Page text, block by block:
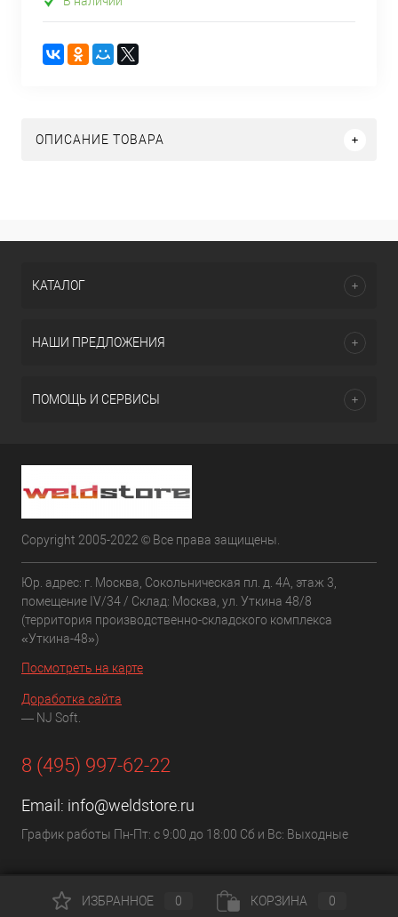
ОПИСАНИЕ ТОВАРА
КАТАЛОГ
НАШИ ПРЕДЛОЖЕНИЯ
ПОМОЩЬ И СЕРВИСЫ
Copyright 2005-2022 © Все права защищены.
Юр. адрес: г. Москва, Сокольническая пл. д. 4А, этаж 3,
помещение IV/34 / Склад: Москва, ул. Уткина 48/8
(территория производственно-складского комплекса
«Уткина-48»)
Посмотреть на карте
Доработка сайта
— NJ Soft.
8 (495) 997-62-22
Email: info@weldstore.ru
График работы Пн-Пт: с 9:00 до 18:00 Сб и Вс: Выходные
ИЗБРАННОЕ 0 КОРЗИНА 0